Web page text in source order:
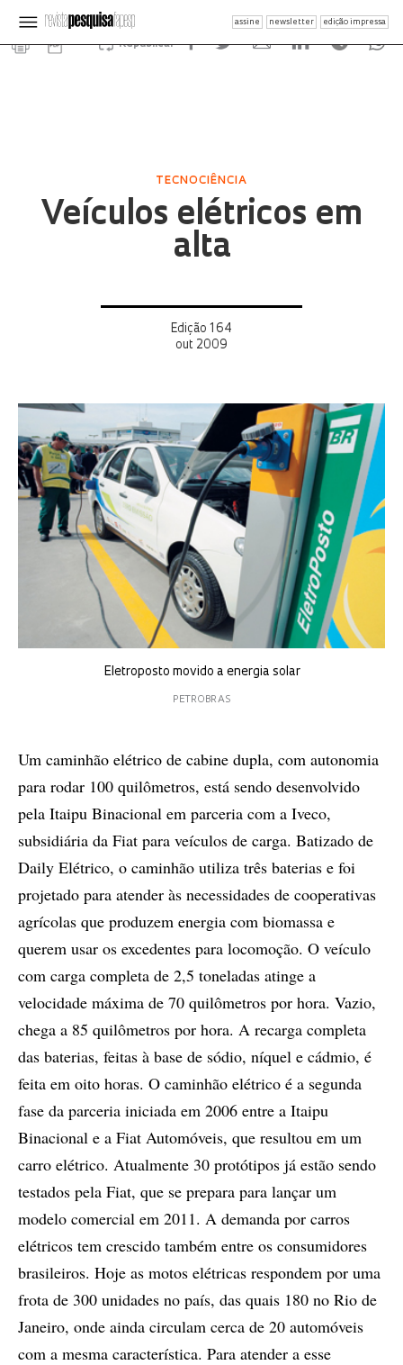
assine newsletter edição impressa
Republicar
TECNOCIÊNCIA
Veículos elétricos em
alta
Edição 164
out 2009
Eletroposto movido a energia solar
PETROBRAS
Um caminhão elétrico de cabine dupla, com autono­mia
para rodar 100 quilômetros, está sendo desenvolvido
pela Itaipu Binacional em parceria com a Iveco,
subsidiária da Fiat para veículos de carga. Batizado de
Daily Elétrico, o caminhão utiliza três baterias e foi
projetado para atender às necessidades de cooperativas
agrícolas que produzem energia com biomassa e
querem usar os excedentes para locomoção. O veículo
com carga completa de 2,5 toneladas atinge a
velocidade máxima de 70 quilômetros por hora. Vazio,
chega a 85 quilômetros por hora. A recarga completa
das baterias, feitas à base de sódio, níquel e cádmio, é
feita em oito horas. O caminhão elétrico é a segunda
fase da parceria iniciada em 2006 entre a Itaipu
Binacional e a Fiat Automóveis, que resultou em um
carro elétrico. Atualmente 30 protótipos já estão sendo
testados pela Fiat, que se prepara para lançar um
modelo comercial em 2011. A demanda por carros
elétricos tem crescido também entre os consumidores
brasileiros. Hoje as motos elétricas respondem por uma
frota de 300 unidades no país, das quais 180 no Rio de
Janeiro, onde ainda circulam cerca de 20 automóveis
com a mesma característica. Para atender a esse